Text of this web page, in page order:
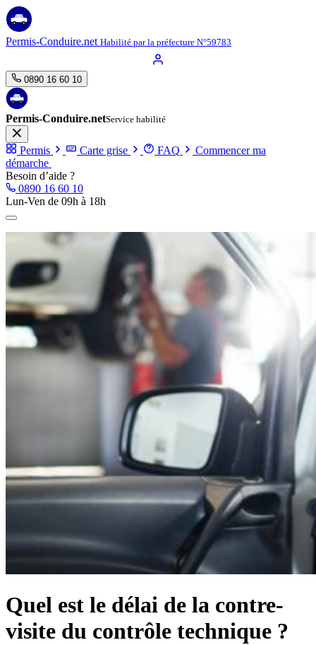
Aller
au
contenu
Permis-Conduire.net Habilité par la préfecture N°59783
0890 16 60 10
Permis-Conduire.netService habilité
Permis Carte grise FAQ
Commencer ma
démarche
Besoin d’aide ?
0890 16 60 10
Lun-Ven de 09h à 18h
Quel est le délai de la contre-
visite du contrôle technique ?